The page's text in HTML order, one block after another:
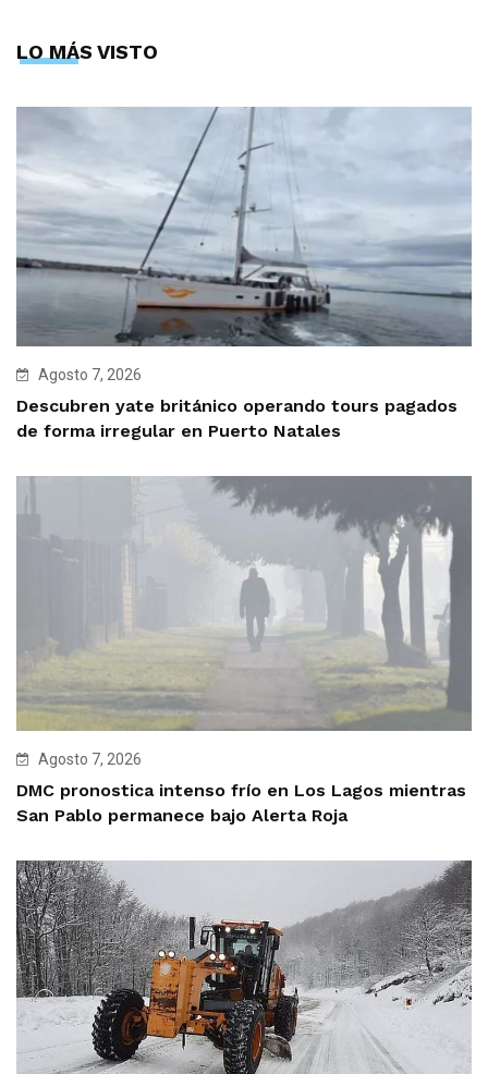
LO MÁS VISTO
Agosto 7, 2026
Descubren yate británico operando tours pagados
de forma irregular en Puerto Natales
Agosto 7, 2026
DMC pronostica intenso frío en Los Lagos mientras
San Pablo permanece bajo Alerta Roja